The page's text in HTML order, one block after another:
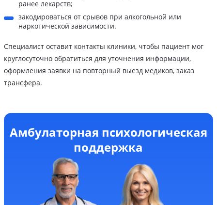
ранее лекарств;
закодироваться от срывов при алкогольной или
наркотической зависимости.
Специалист оставит контакты клиники, чтобы пациент мог
круглосуточно обратиться для уточнения информации,
оформления заявки на повторный выезд медиков, заказ
трансфера.
Амбулаторная психологическая
поддержка